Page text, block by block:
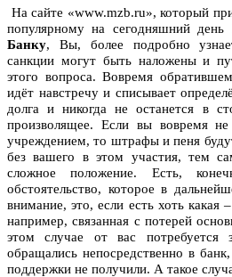
На сайте «www.mzb.ru», который
популярному на сегодняшний день
Банку, Вы, более подробно
санкции могут быть наложены и
этого вопроса. Вовремя
идёт навстречу и списывает
долга и никогда не останется в
произволящее. Если вы вовремя
учреждением, то штрафы и пеня
без вашего в этом участия, тем
сложное положение. Есть,
обстоятельство, которое в
внимание, это, если есть хоть какая
например, связанная с потерей
этом случае от вас потребуется
обращались непосредственно в
поддержки не получили. А такое